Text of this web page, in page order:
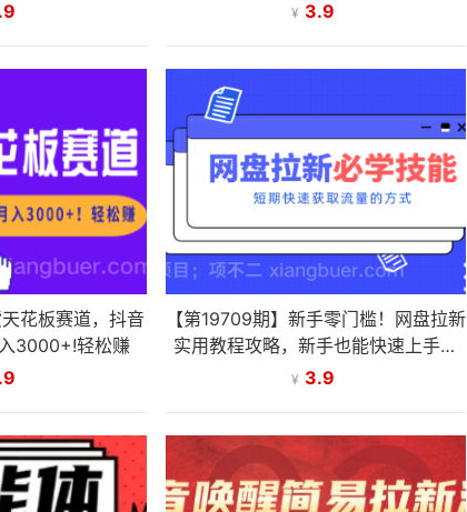
快速上手拓展收益渠道
¥ 3.9
天花板赛道，抖音
3000+!轻松赚
【第19709期】新手零门槛！网盘拉新
实用教程攻略，新手也能快速上手，
搭建可持续的赚钱渠道
¥ 3.9